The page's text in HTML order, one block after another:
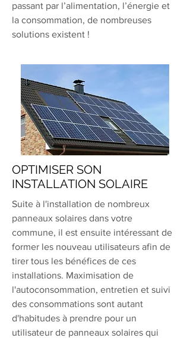
passant par l’alimentation, l’énergie et
la consommation, de nombreuses
solutions existent !
OPTIMISER SON
INSTALLATION SOLAIRE
Suite à l'installation de nombreux
panneaux solaires dans votre
commune, il est ensuite intéressant de
former les nouveau utilisateurs afin de
tirer tous les bénéfices de ces
installations. Maximisation de
l'autoconsommation, entretien et suivi
des consommations sont autant
d'habitudes à prendre pour un
utilisateur de panneaux solaires qui